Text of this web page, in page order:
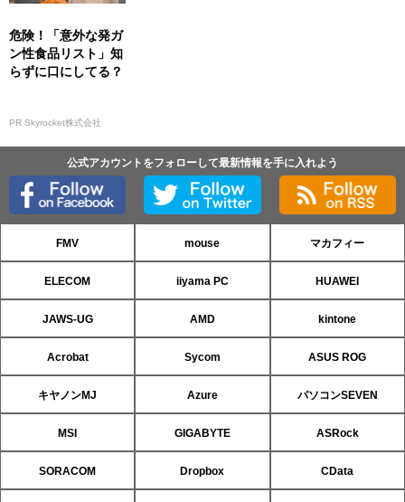
危険！「意外な発ガ
ン性食品リスト」知
らずに口にしてる？
PR Skyrocket株式会社
公式アカウントをフォローして最新情報を手に入れよう
FMV mouse マカフィー
ELECOM iiyama PC HUAWEI
JAWS-UG AMD kintone
Acrobat Sycom ASUS ROG
キヤノンMJ Azure パソコンSEVEN
MSI GIGABYTE ASRock
SORACOM Dropbox CData